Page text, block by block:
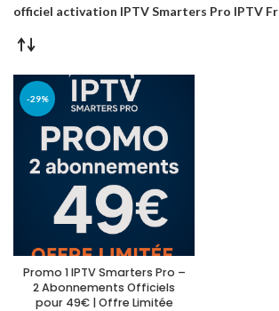
officiel activation IPTV Smarters Pro IPTV
-29%
Promo 1 IPTV Smarters Pro –
2 Abonnements Officiels
pour 49€ | Offre Limitée